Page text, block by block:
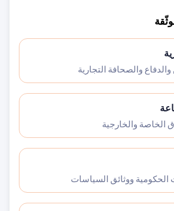
والصحافة التجارية
الخاصة والخارجية
ووثائق السياسات